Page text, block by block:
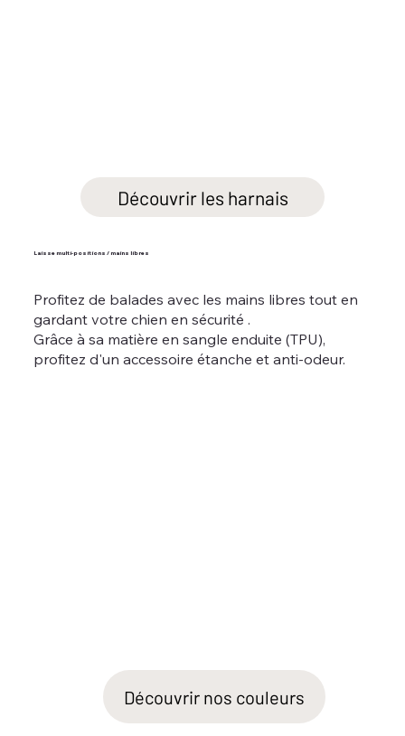
Découvrir les harnais
Laisse multi-positions / mains libres
Profitez de balades avec les mains libres tout en
gardant votre chien en sécurité .
Grâce à sa matière en sangle enduite (TPU),
profitez d'un accessoire étanche et anti-odeur.